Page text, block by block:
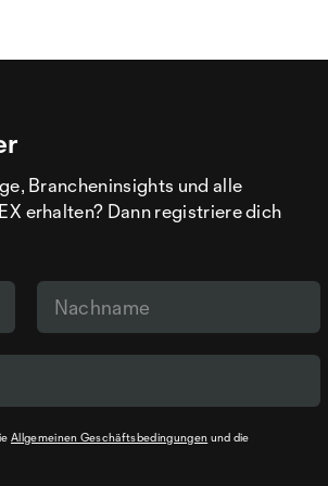
Brancheninsights und alle
erhalten? Dann registriere dich
Allgemeinen Geschäftsbedingungen und die